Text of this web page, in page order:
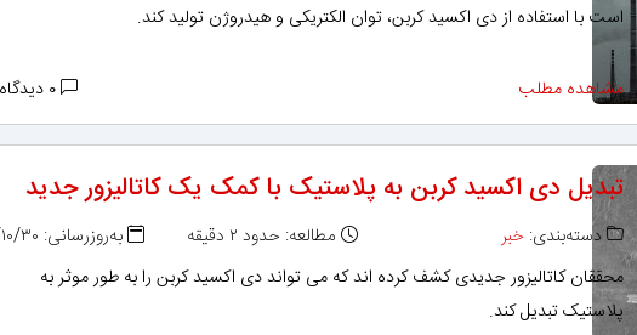
است با استفاده از دی اکسید کربن، توان الکتریکی و هیدروژن تولید کند.
مشاهده مطلب
تبدیل دی اکسید کربن به پلاستیک با کمک یک کاتالیزور جدید
دسته‌بندی: خبر مطالعه: حدود ۲ دقیقه
به‌روزرسانی: ۱۳۹۶/۱۰/۳۰
محققان کاتالیزور جدیدی کشف کرده اند که می تواند دی اکسید کربن را به طور موثر به
پلاستیک تبدیل کند.